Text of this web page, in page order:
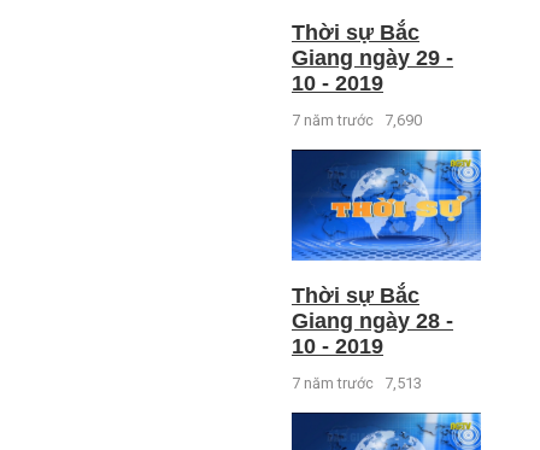
Thời sự Bắc
Giang ngày 29 -
10 - 2019
7 năm trước 7,690
Thời sự Bắc
Giang ngày 28 -
10 - 2019
7 năm trước 7,513